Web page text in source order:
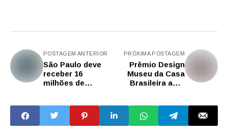
POSTAGEM ANTERIOR
São Paulo deve
receber 16
milhões de
PRÓXIMA POSTAGEM
Prêmio Design
Museu da Casa
Brasileira abre
Produtos e
Trabalhos
Escritos